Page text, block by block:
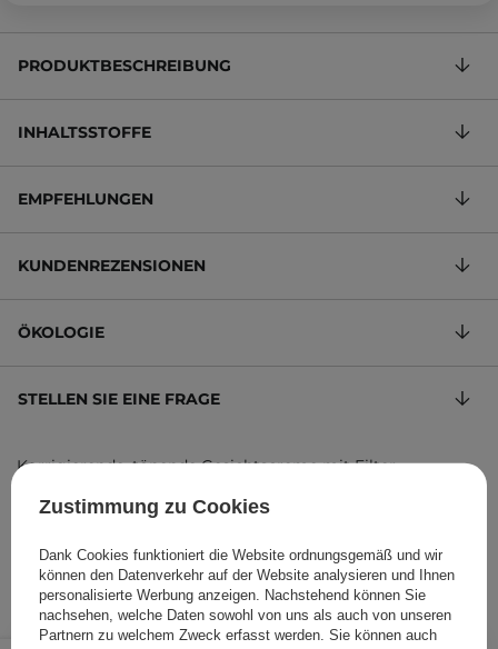
PRODUKTBESCHREIBUNG
INHALTSSTOFFE
EMPFEHLUNGEN
KUNDENREZENSIONEN
ÖKOLOGIE
STELLEN SIE EINE FRAGE
Korrigierende, tönende Gesichtscreme mit Filter
69,40 €/100 ml, inkl. MwSt.
Zustimmung zu Cookies
Dank Cookies funktioniert die Website ordnungsgemäß und wir
können den Datenverkehr auf der Website analysieren und Ihnen
personalisierte Werbung anzeigen. Nachstehend können Sie
nachsehen, welche Daten sowohl von uns als auch von unseren
Partnern zu welchem Zweck erfasst werden. Sie können auch